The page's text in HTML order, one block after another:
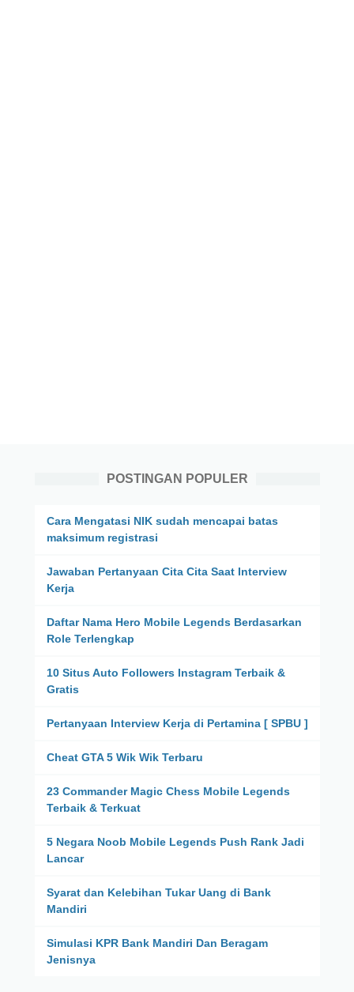
POSTINGAN POPULER
Cara Mengatasi NIK sudah mencapai batas
maksimum registrasi
Jawaban Pertanyaan Cita Cita Saat Interview
Kerja
Daftar Nama Hero Mobile Legends Berdasarkan
Role Terlengkap
10 Situs Auto Followers Instagram Terbaik &
Gratis
Pertanyaan Interview Kerja di Pertamina [ SPBU ]
Cheat GTA 5 Wik Wik Terbaru
23 Commander Magic Chess Mobile Legends
Terbaik & Terkuat
5 Negara Noob Mobile Legends Push Rank Jadi
Lancar
Syarat dan Kelebihan Tukar Uang di Bank
Mandiri
Simulasi KPR Bank Mandiri Dan Beragam
Jenisnya